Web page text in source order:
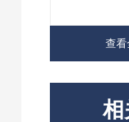
查
相